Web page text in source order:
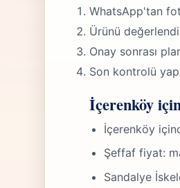
WhatsApp'tan
Ürünü
Onay sonrası
Son kontrolü
İçerenköy
İçerenköy
Şeffaf fiyat:
Sandalye